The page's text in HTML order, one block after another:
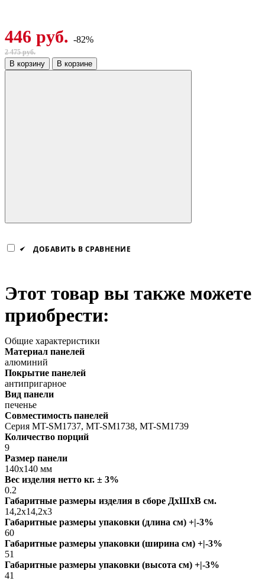
446 руб. -82%
2 475 руб.
В корзину В корзине
ДОБАВИТЬ В СРАВНЕНИЕ
Этот товар вы также можете
приобрести:
Общие характеристики
Материал панелей
алюминий
Покрытие панелей
антипригарное
Вид панели
печенье
Совместимость панелей
Серия MT-SM1737, MT-SM1738, MT-SM1739
Количество порций
9
Размер панели
140х140 мм
Вес изделия нетто кг. ± 3%
0.2
Габаритные размеры изделия в сборе ДxШxВ см.
14,2х14,2х3
Габаритные размеры упаковки (длина см) +|-3%
60
Габаритные размеры упаковки (ширина см) +|-3%
51
Габаритные размеры упаковки (высота см) +|-3%
41